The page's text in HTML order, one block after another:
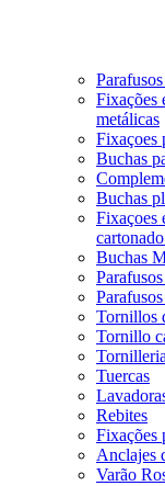
Fixações
metálicas
Fixaçoes
Buchas
Buchas
Fixaçoes
Buchas
Tornillos
Tornillo
Tuercas
Rebites
Fixações
Anclajes
Varão